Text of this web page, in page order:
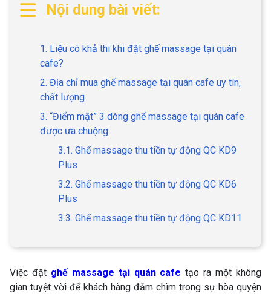
Nội dung bài viết:
1. Liệu có khả thi khi đặt ghế massage tại quán
cafe?
2. Địa chỉ mua ghế massage tại quán cafe uy tín,
chất lượng
3. “Điểm mặt” 3 dòng ghế massage tại quán cafe
được ưa chuộng
3.1. Ghế massage thu tiền tự động QC KD9
Plus
3.2. Ghế massage thu tiền tự động QC KD6
Plus
3.3. Ghế massage thu tiền tự động QC KD11
Việc đặt ghế massage tại quán cafe tạo ra một không
gian tuyệt vời để khách hàng đắm chìm trong sự hòa quyện